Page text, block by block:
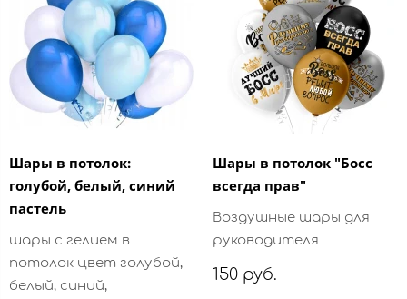
Шары в потолок:
голубой, белый, синий
пастель
шары с гелием в
потолок цвет голубой,
белый, синий,
Шары в потолок "Босс
всегда прав"
Воздушные шары для
руководителя
150 руб.